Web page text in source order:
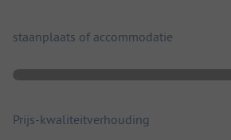
staanplaats of accommodatie
Prijs-kwaliteitverhouding